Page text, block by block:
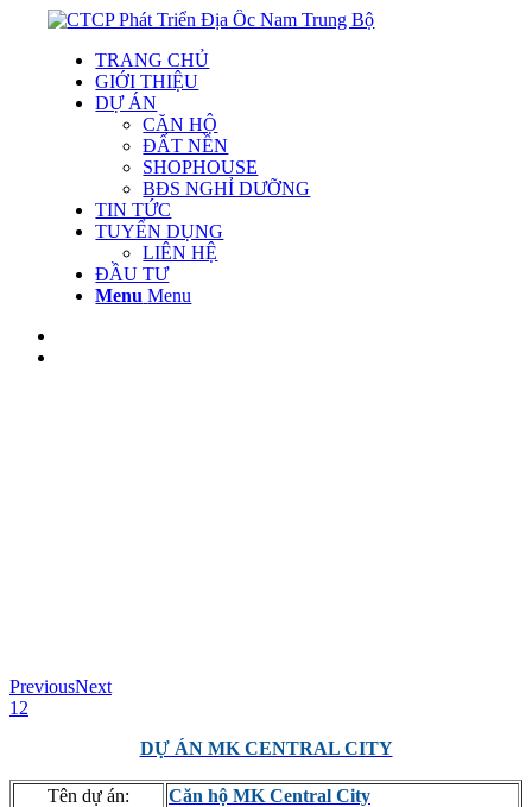
TRANG CHỦ
GIỚI THIỆU
DỰ ÁN
CĂN HỘ
ĐẤT NỀN
SHOPHOUSE
BĐS NGHỈ DƯỠNG
TIN TỨC
TUYỂN DỤNG
LIÊN HỆ
ĐẦU TƯ
Menu Menu
PreviousNext
1 2
DỰ ÁN MK CENTRAL CITY
Tên dự án:
Căn hộ MK Central City